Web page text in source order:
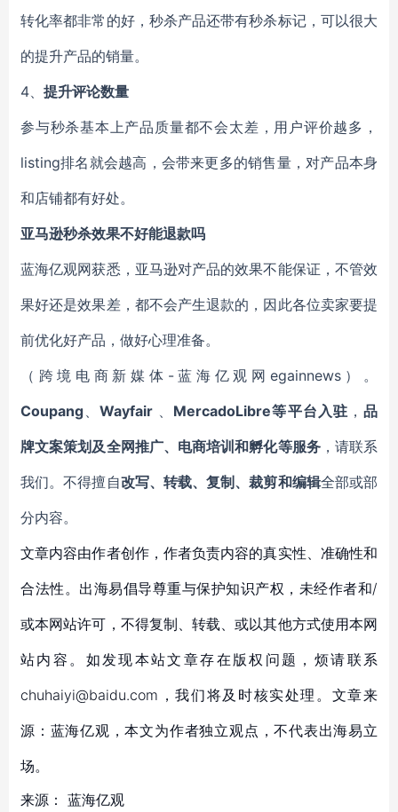
转化率都非常的好，秒杀产品还带有秒杀标记，可以很大
的提升产品的销量。
4、 提升评论数量
参与秒杀基本上产品质量都不会太差，用户评价越多，
listing排名就会越高，会带来更多的销售量，对产品本身
和店铺都有好处。
亚马逊秒杀效果不好能退款吗
蓝海亿观网获悉，亚马逊对产品的效果不能保证，不管效
果好还是效果差，都不会产生退款的，因此各位卖家要提
前优化好产品，做好心理准备。
（跨境电商新媒体-蓝海亿观网egainnews）。
Coupang、Wayfair 、 MercadoLibre等平台入驻 ，品
牌文案策划及全网推广、电商培训和孵化等服务，请联系
我们。不得擅自改写、转载、复制、裁剪和编辑全部或部
分内容。
文章内容由作者创作，作者负责内容的真实性、准确性和
合法性。出海易倡导尊重与保护知识产权，未经作者和/
或本网站许可，不得复制、转载、或以其他方式使用本网
站内容。如发现本站文章存在版权问题，烦请联系
chuhaiyi@baidu.com，我们将及时核实处理。文章来
源：蓝海亿观，本文为作者独立观点，不代表出海易立
场。
来源： 蓝海亿观